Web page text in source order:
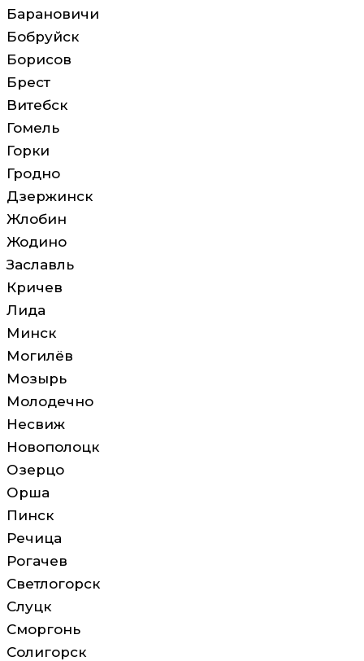
Барановичи
Бобруйск
Борисов
Брест
Витебск
Гомель
Горки
Гродно
Дзержинск
Жлобин
Жодино
Заславль
Кричев
Лида
Минск
Могилёв
Мозырь
Молодечно
Несвиж
Новополоцк
Озерцо
Орша
Пинск
Речица
Рогачев
Светлогорск
Слуцк
Сморгонь
Солигорск